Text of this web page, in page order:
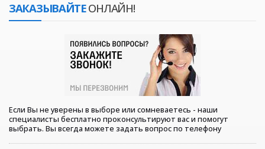
ЗАКАЗЫВАЙТЕОНЛАЙН!
Если Вы не уверены в выборе или сомневаетесь - наши
специалисты бесплатно проконсультируют вас и помогут
выбрать. Вы всегда можете задать вопрос по телефону